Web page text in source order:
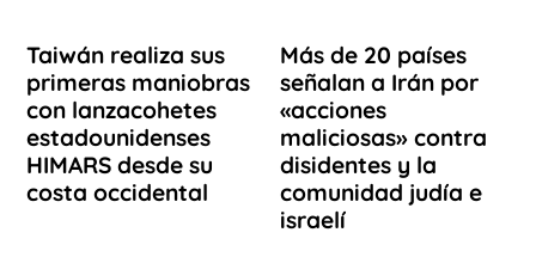
Taiwán realiza sus
primeras maniobras
con lanzacohetes
estadounidenses
HIMARS desde su
costa occidental
Más de 20 países
señalan a Irán por
«acciones
maliciosas» contra
disidentes y la
comunidad judía e
israelí